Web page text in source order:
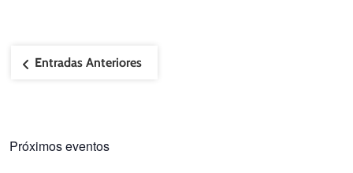
Entradas Anteriores
Próximos eventos